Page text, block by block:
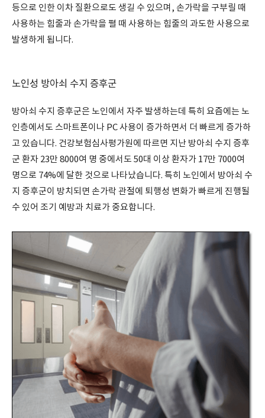
등으로 인한 이차 질환으로도 생길 수 있으며, 손가락을 구부릴 때
사용하는 힘줄과 손가락을 펼 때 사용하는 힘줄의 과도한 사용으로
발생하게 됩니다.
노인성 방아쇠 수지 증후군
방아쇠 수지 증후군은 노인에서 자주 발생하는데 특히 요즘에는 노
인층에서도 스마트폰이나 PC 사용이 증가하면서 더 빠르게 증가하
고 있습니다. 건강보험심사평가원에 따르면 지난 방아쇠 수지 증후
군 환자 23만 8000여 명 중에서도 50대 이상 환자가 17만 7000여
명으로 74%에 달한 것으로 나타났습니다. 특히 노인에서 방아쇠 수
지 증후군이 방치되면 손가락 관절에 퇴행성 변화가 빠르게 진행될
수 있어 조기 예방과 치료가 중요합니다.